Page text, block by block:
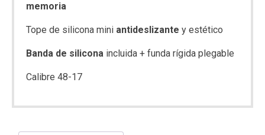
memoria
Tope de silicona mini antideslizante y estético
Banda de silicona incluida + funda rígida plegable
Calibre 48-17